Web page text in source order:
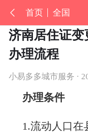
首页 全国
济南居住证变
办理流程
小易多多城市服务 ·
办理条件
1.流动人口在